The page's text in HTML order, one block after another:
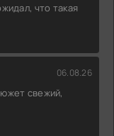
что такая
06.08.26
свежий,